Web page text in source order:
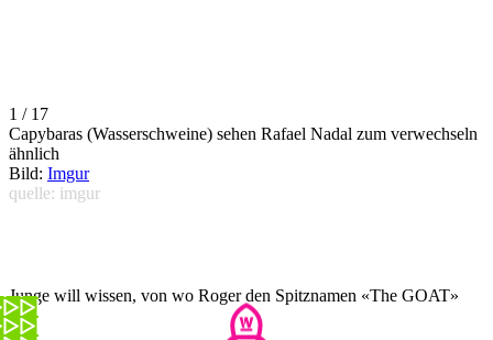
1 / 17
Capybaras (Wasserschweine) sehen Rafael Nadal zum verwechseln
ähnlich
Bild: Imgur
quelle: imgur
Junge will wissen, von wo Roger den Spitznamen «The GOAT»
hat